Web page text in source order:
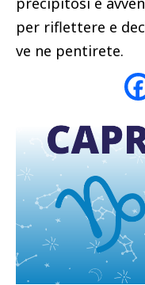
per riflettere e
ve ne pentirete.